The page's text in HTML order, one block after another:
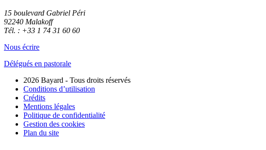
15 boulevard Gabriel Péri
92240 Malakoff
Tél. : +33 1 74 31 60 60
Nous écrire
Délégués en pastorale
2026 Bayard - Tous droits réservés
Conditions d’utilisation
Crédits
Mentions légales
Politique de confidentialité
Gestion des cookies
Plan du site